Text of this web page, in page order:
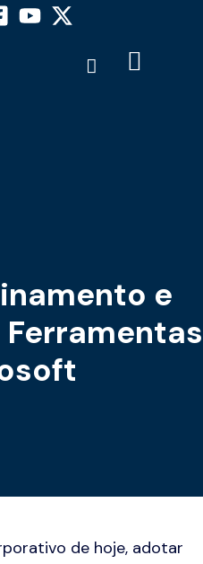
e
de hoje, adotar